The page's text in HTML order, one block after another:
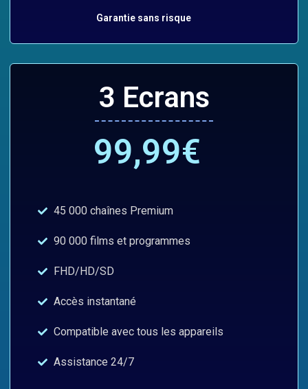
Garantie sans risque
3 Ecrans
99,99€
45 000 chaînes Premium
90 000 films et programmes
FHD/HD/SD
Accès instantané
Compatible avec tous les appareils
Assistance 24/7